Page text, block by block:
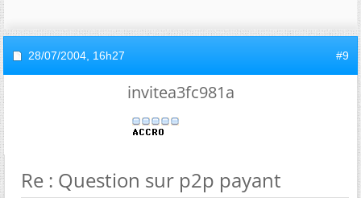
28/07/2004, 16h27 #9
invitea3fc981a
Re : Question sur p2p payant